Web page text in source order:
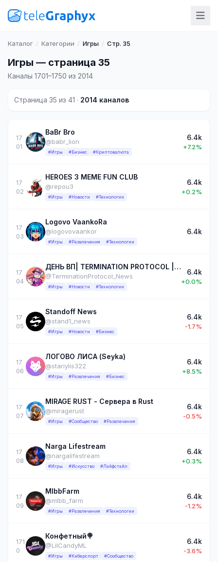
Каталог / Категории / Игры / Стр. 35
Игры — страница 35
Каналы 1701–1750 из 2014
Страница 35 из 41 · 2014 каналов
17
01
BaBr Bro
@babr_lion
#Игры #Бизнес #Криптовалюта
6.4k
+7.2%
17
02
HEROES 3 MEME FUN CLUB
@repou3
#Игры #Новости #Технологии
6.4k
+0.2%
17
03
Logovo VaankoRa
@logovovaankor
#Игры #Развлечения #Технологии
6.4k
17
04
ДЕНЬ ВП| TERMINATION PROTOCOL | News
@TerminationProtocol_News
#Игры #Новости #Технологии
6.4k
+0.0%
17
05
Standoff News
@stand1_news
#Игры #Новости #Бизнес
6.4k
-1.7%
17
06
ЛОГОВО ЛИСА (Seyka)
@stariylis322
#Игры #Развлечения #Бизнес
6.4k
+8.5%
17
07
MIRAGE RUST - Сервера в Rust
@miragerust
#Игры #Сообщество #Развлечения
6.4k
-0.5%
17
08
Narga Lifestream
@nargalifestream
#Игры #Искусство #Лайфстайл
6.4k
+0.3%
17
09
MlbbFarm
@mlbb_farm
#Игры #Развлечения #Технологии
6.4k
-1.2%
171
0
Конфетный🍭
@LilCandyML
#Игры #Киберспорт #Сообщество
6.4k
-3.6%